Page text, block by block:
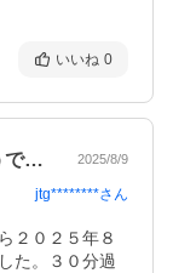
いいね 0
身体だけで無く、精神的にも良さそうです。 2025/8/9
jtg********さん
２０２５年８
た。３０分過